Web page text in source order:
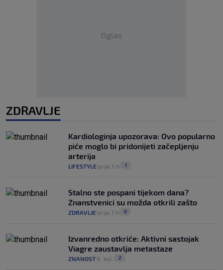
Oglas
ZDRAVLJE
Kardiologinja upozorava: Ovo popularno
piće moglo bi pridonijeti začepljenju
arterija
LIFESTYLE prije 5 h 1
Stalno ste pospani tijekom dana?
Znanstvenici su možda otkrili zašto
ZDRAVLJE prije 7 h 0
Izvanredno otkriće: Aktivni sastojak
Viagre zaustavlja metastaze
ZNANOST 6. kol. 2